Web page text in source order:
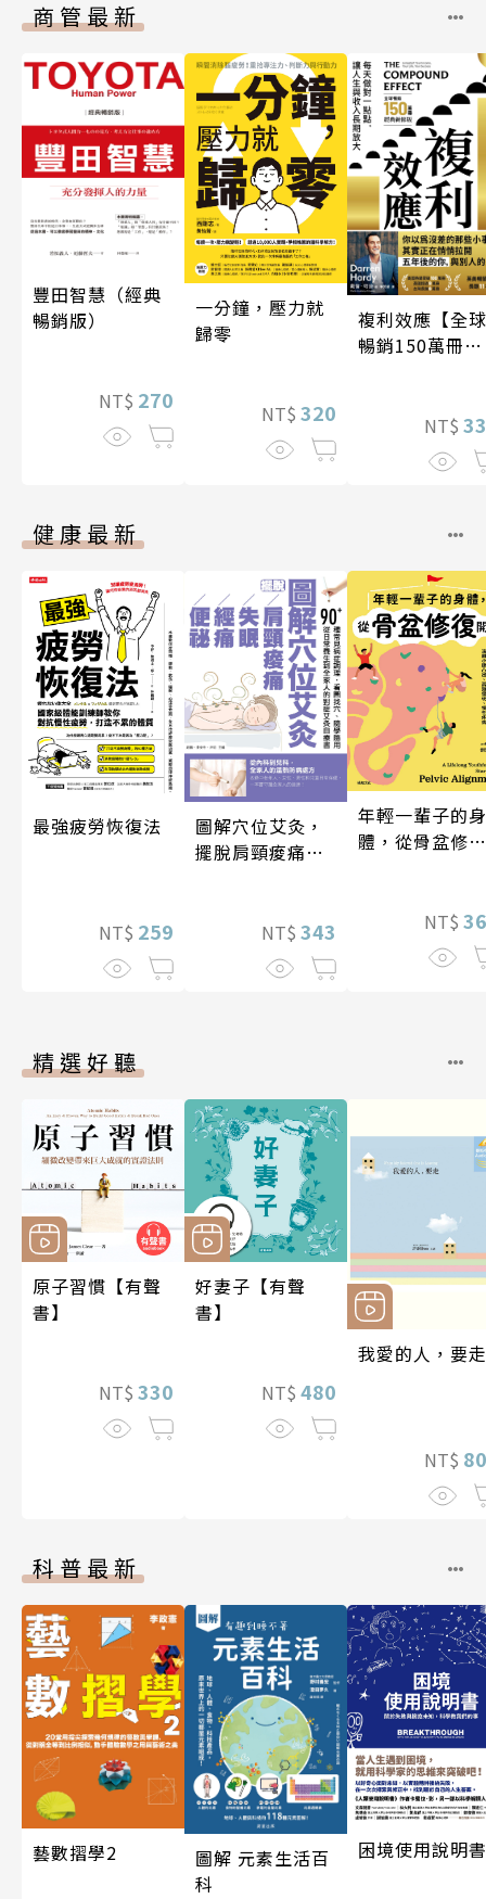
商管最新
豐田智慧（經典
暢銷版）
NT$ 270
一分鐘，壓力就
歸零
NT$ 320
複利效應【全球
暢銷150萬冊・
NT$
健康最新
最強疲勞恢復法
NT$ 259
圖解穴位艾灸，
擺脫肩頸痠痛、
NT$ 343
年輕一輩子的身
體，從骨盆修復
動」，遠離小腹
凸出、肩頸僵
硬、慢性疼痛
NT$
精選好聽
原子習慣【有聲
書】
NT$ 330
好妻子【有聲
書】
NT$ 480
我愛的人，要走
NT$
科普最新
藝數摺學2
圖解 元素生活百
科
困境使用說明書